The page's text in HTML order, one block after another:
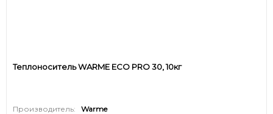
Теплоноситель WARME ECO PRO 30, 10кг
Производитель:
Warme